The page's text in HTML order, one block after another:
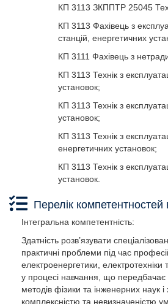
КП 3113 ЗКППТР 25045
КП 3113 Фахівець з
станцій, енергетичних
КП 3111 Фахівець з
КП 3113 Технік з
установок;
КП 3113 Технік з
установок;
КП 3113 Технік з
енергетичних установок;
КП 3113 Технік з
установок.
Перелік компетентностей
Інтегральна компетентність:
Здатність розв’язувати
практичні проблеми під час
електроенергетики,
у процесі навчання, що передбачає
методів фізики та інженерних наук
комплексністю та невизначеністю